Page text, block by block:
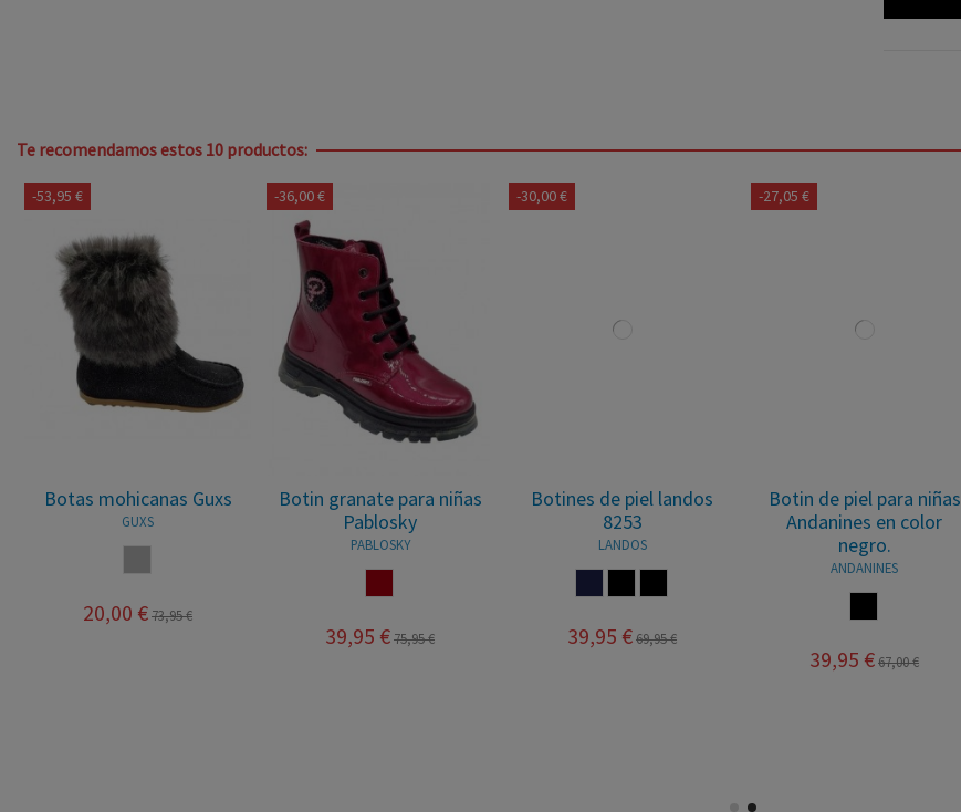
Te recomendamos estos 10 productos:
-53,95 €
Botas mohicanas Guxs
GUXS
20,00 €73,95 €
-36,00 €
Botin granate para niñas
Pablosky
PABLOSKY
39,95 €75,95 €
-30,00 €
Botines de piel landos
8253
LANDOS
39,95 €69,95 €
-27,05 €
Botin de piel para niñas
Andanines en color
negro.
ANDANINES
39,95 €67,00 €